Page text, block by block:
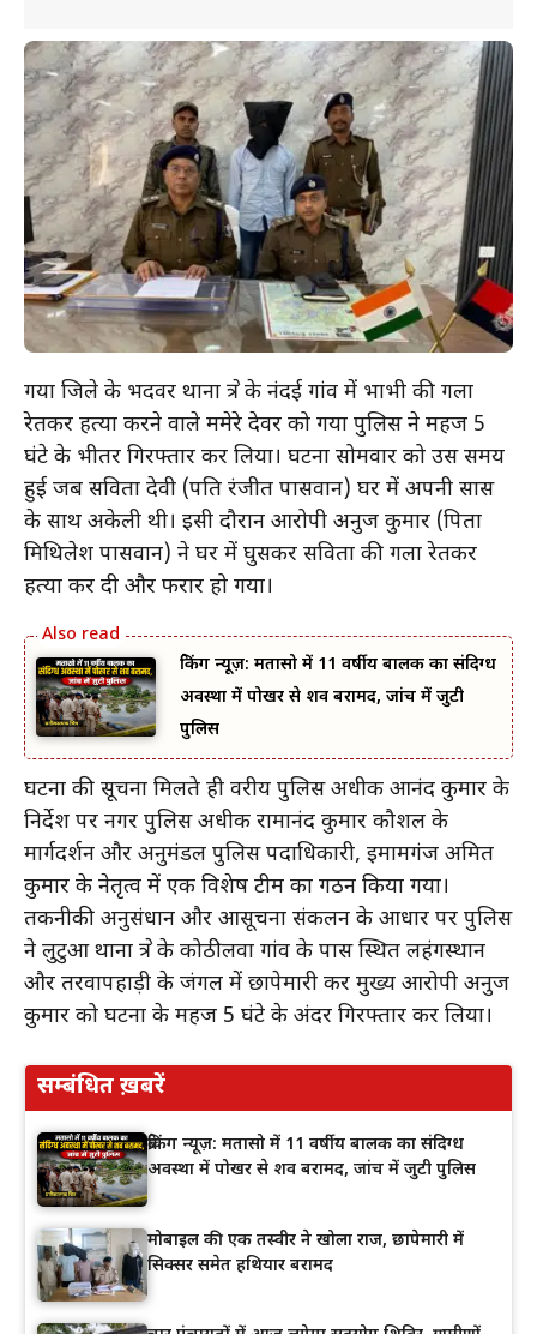
गया जिले के भदवर थाना क्षेत्र के नंदई गांव में भाभी की गला
रेतकर हत्या करने वाले ममेरे देवर को गया पुलिस ने महज 5
घंटे के भीतर गिरफ्तार कर लिया। घटना सोमवार को उस समय
हुई जब सविता देवी (पति रंजीत पासवान) घर में अपनी सास
के साथ अकेली थी। इसी दौरान आरोपी अनुज कुमार (पिता
मिथिलेश पासवान) ने घर में घुसकर सविता की गला रेतकर
हत्या कर दी और फरार हो गया।
ब्रेकिंग न्यूज़: मतासो में 11 वर्षीय बालक का संदिग्ध
अवस्था में पोखर से शव बरामद, जांच में जुटी
पुलिस
घटना की सूचना मिलते ही वरीय पुलिस अधीक्षक आनंद कुमार के
निर्देश पर नगर पुलिस अधीक्षक रामानंद कुमार कौशल के
मार्गदर्शन और अनुमंडल पुलिस पदाधिकारी, इमामगंज अमित
कुमार के नेतृत्व में एक विशेष टीम का गठन किया गया।
तकनीकी अनुसंधान और आसूचना संकलन के आधार पर पुलिस
ने लुटुआ थाना क्षेत्र के कोठीलवा गांव के पास स्थित लहंगस्थान
और तरवापहाड़ी के जंगल में छापेमारी कर मुख्य आरोपी अनुज
कुमार को घटना के महज 5 घंटे के अंदर गिरफ्तार कर लिया।
सम्बंधित ख़बरें
ब्रेकिंग न्यूज़: मतासो में 11 वर्षीय बालक का संदिग्ध
अवस्था में पोखर से शव बरामद, जांच में जुटी पुलिस
मोबाइल की एक तस्वीर ने खोला राज, छापेमारी में
सिक्सर समेत हथियार बरामद